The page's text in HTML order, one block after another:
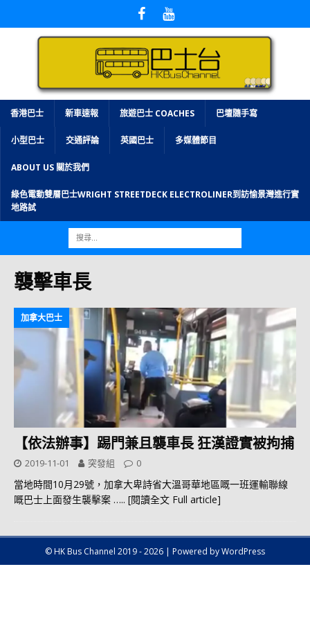
香港巴士 新車速報 旅遊巴士 COACHES 巴壇隨手寫
小型巴士 交通評論 英國巴士 多媒體節目
ABOUT US 關於我們
綠色電動雙層巴士WRIGHT STREETDECK ELECTROLINER到訪愉景灣進行實
地路試
襲擊車長
加拿大巴士
【依法辦事】踢門兼且襲車長 狂漢證實被拘捕
2019-11-01 突發組 0
當地時間10月29號，加拿大卑詩省大溫哥華地區嘅一班運輸聯線
嘅巴士上面發生襲擊案 ….. [閱讀全文 Full article]
© HK Bus Channel 2019 - 2026 | Powered by WordPress